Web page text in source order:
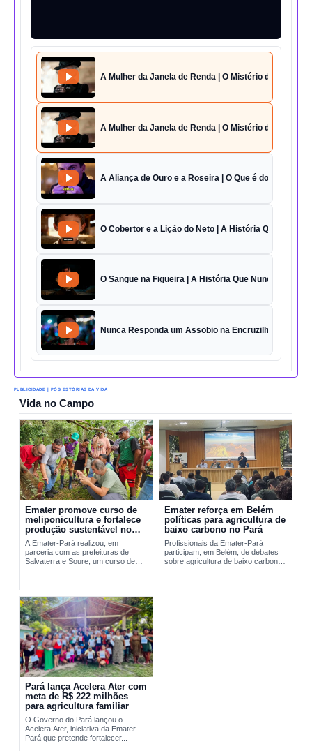
A Mulher da Janela de Renda | O Mistério da Casa 42
A Mulher da Janela de Renda | O Mistério da Casa 42
A Aliança de Ouro e a Roseira | O Que é do Amor
O Cobertor e a Lição do Neto | A História Que Vai Te
O Sangue na Figueira | A História Que Nunca Foi
Nunca Responda um Assobio na Encruzilhada | O
PUBLICIDADE | PÓS ESTÓRIAS DA VIDA
Vida no Campo
Emater promove curso de
meliponicultura e fortalece
produção sustentável no
Marajó
A Emater-Pará realizou, em
parceria com as prefeituras de
Salvaterra e Soure, um curso de
sustentável de...
Emater reforça em Belém
políticas para agricultura de
baixo carbono no Pará
Profissionais da Emater-Pará
participam, em Belém, de debates
sobre agricultura de baixo carbono
Pará lança Acelera Ater com
meta de R$ 222 milhões
para agricultura familiar
O Governo do Pará lançou o
Acelera Ater, iniciativa da Emater-
Pará que pretende fortalecer...